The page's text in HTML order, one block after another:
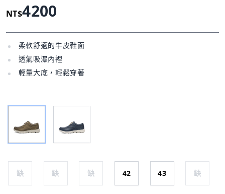
NT$4200
柔軟舒適的牛皮鞋面
透氣吸濕內裡
輕量大底，輕鬆穿著
缺 缺 缺 42 43 缺